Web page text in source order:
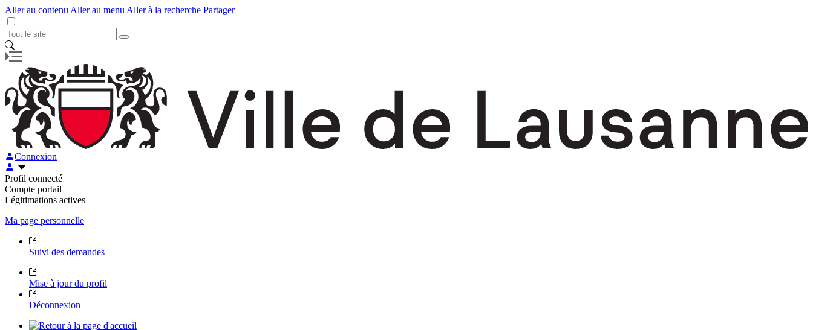
Aller au contenu Aller au menu Aller à la recherche Partager
Connexion
Profil connecté
Compte portail
Légitimations actives
Ma page personnelle
Suivi des demandes
Mise à jour du profil
Déconnexion